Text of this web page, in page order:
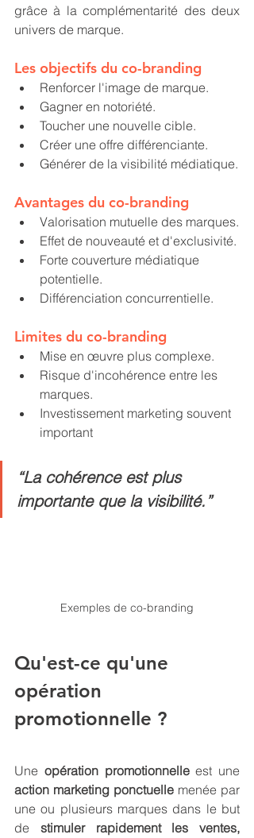
grâce à la complémentarité des deux
univers de marque.
Les objectifs du co-branding
Renforcer l'image de marque.
Gagner en notoriété.
Toucher une nouvelle cible.
Créer une offre différenciante.
Générer de la visibilité médiatique.
Avantages du co-branding
Valorisation mutuelle des marques.
Effet de nouveauté et d'exclusivité.
Forte couverture médiatique
potentielle.
Différenciation concurrentielle.
Limites du co-branding
Mise en œuvre plus complexe.
Risque d'incohérence entre les
marques.
Investissement marketing souvent
important
“La cohérence est plus
importante que la visibilité.”
Exemples de co-branding
Qu'est-ce qu'une
opération
promotionnelle ?
Une opération promotionnelle
action marketing ponctuelle menée par
une ou plusieurs marques dans le but
de stimuler rapidement les ventes,